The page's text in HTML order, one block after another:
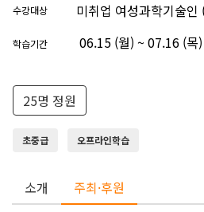
수강대상 미취업 여성과학기술인
학습기간 06.15 (월) ~ 07.16 (목)
25명 정원
초중급 오프라인학습
소개 주최·후원